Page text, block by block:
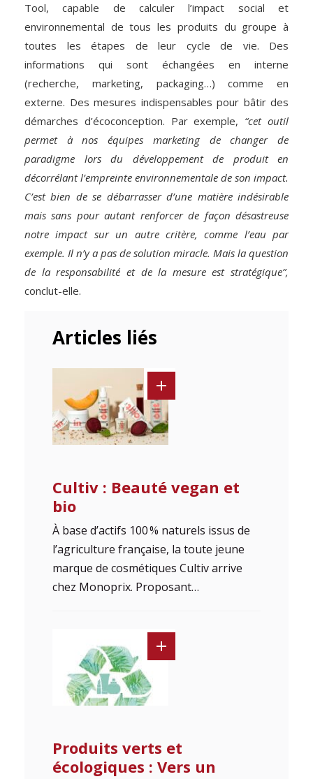
Tool, capable de calculer l’impact social et
environnemental de tous les produits du groupe à
toutes les étapes de leur cycle de vie. Des
informations qui sont échangées en interne
(recherche, marketing, packaging…) comme en
externe. Des mesures indispensables pour bâtir des
démarches d’écoconception. Par exemple, “cet outil
permet à nos équipes marketing de changer de
paradigme lors du développement de produit en
décorrélant l’empreinte environnementale de son impact.
C’est bien de se débarrasser d’une matière indésirable
mais sans pour autant renforcer de façon désastreuse
notre impact sur un autre critère, comme l’eau par
exemple. Il n’y a pas de solution miracle. Mais la question
de la responsabilité et de la mesure est stratégique”,
conclut-elle.
Articles liés
Cultiv : Beauté vegan et
bio
À base d’actifs 100 % naturels issus de
l’agriculture française, la toute jeune
marque de cosmétiques Cultiv arrive
chez Monoprix. Proposant…
Produits verts et
écologiques : Vers un